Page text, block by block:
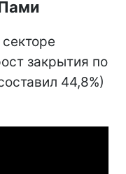
закрытия по
44,8%)